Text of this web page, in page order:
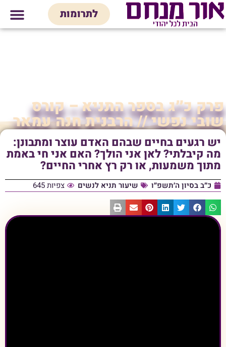
לתוכן
לתרומות
פרק כ״ג בספר התניא – קורס
שובי נפשי // הרבנית חנה עמאר
יש רגעים בחיים שבהם האדם עוצר ומתבונן:
מה קיבלתי? לאן אני הולך? האם אני חי באמת
מתוך משמעות, או רק רץ אחרי החיים?
כ״ב בסיון ה׳תשפ״ו שיעור תניא לנשים צפיות 645